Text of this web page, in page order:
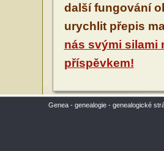
další fungování
urychlit přepis
nás svými silami
příspěvkem!
Genea - genealogie - genealogické